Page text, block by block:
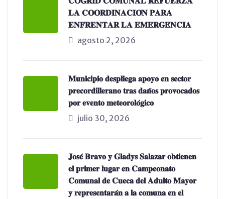
𝐋𝐀 𝐂𝐎𝐎𝐑𝐃𝐈𝐍𝐀𝐂𝐈𝐎́𝐍 𝐏𝐀𝐑𝐀
𝐄𝐍𝐅𝐑𝐄𝐍𝐓𝐀𝐑 𝐋𝐀 𝐄𝐌𝐄𝐑𝐆𝐄𝐍𝐂𝐈𝐀
agosto 2, 2026
𝐌𝐮𝐧𝐢𝐜𝐢𝐩𝐢𝐨 𝐝𝐞𝐬𝐩𝐥𝐢𝐞𝐠𝐚 𝐚𝐩𝐨𝐲𝐨 𝐞𝐧 𝐬𝐞𝐜𝐭𝐨𝐫
𝐩𝐫𝐞𝐜𝐨𝐫𝐝𝐢𝐥𝐥𝐞𝐫𝐚𝐧𝐨 𝐭𝐫𝐚𝐬 𝐝𝐚𝐧̃𝐨𝐬 𝐩𝐫𝐨𝐯𝐨𝐜𝐚𝐝𝐨𝐬
𝐩𝐨𝐫 𝐞𝐯𝐞𝐧𝐭𝐨 𝐦𝐞𝐭𝐞𝐨𝐫𝐨𝐥𝐨́𝐠𝐢𝐜𝐨
julio 30, 2026
𝐉𝐨𝐬𝐞́ 𝐁𝐫𝐚𝐯𝐨 𝐲 𝐆𝐥𝐚𝐝𝐲𝐬 𝐒𝐚𝐥𝐚𝐳𝐚𝐫 𝐨𝐛𝐭𝐢𝐞𝐧𝐞𝐧
𝐞𝐥 𝐩𝐫𝐢𝐦𝐞𝐫 𝐥𝐮𝐠𝐚𝐫 𝐞𝐧 𝐂𝐚𝐦𝐩𝐞𝐨𝐧𝐚𝐭𝐨
𝐂𝐨𝐦𝐮𝐧𝐚𝐥 𝐝𝐞 𝐂𝐮𝐞𝐜𝐚 𝐝𝐞𝐥 𝐀𝐝𝐮𝐥𝐭𝐨 𝐌𝐚𝐲𝐨𝐫
𝐲 𝐫𝐞𝐩𝐫𝐞𝐬𝐞𝐧𝐭𝐚𝐫𝐚́𝐧 𝐚 𝐥𝐚 𝐜𝐨𝐦𝐮𝐧𝐚 𝐞𝐧 𝐞𝐥